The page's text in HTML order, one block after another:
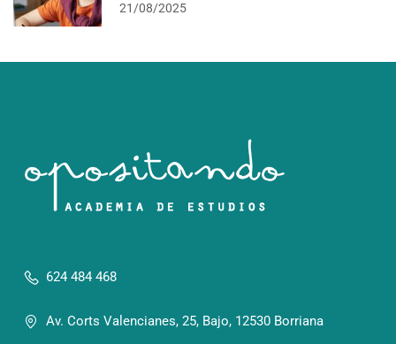
21/08/2025
624 484 468
Av. Corts Valencianes, 25, Bajo, 12530 Borriana